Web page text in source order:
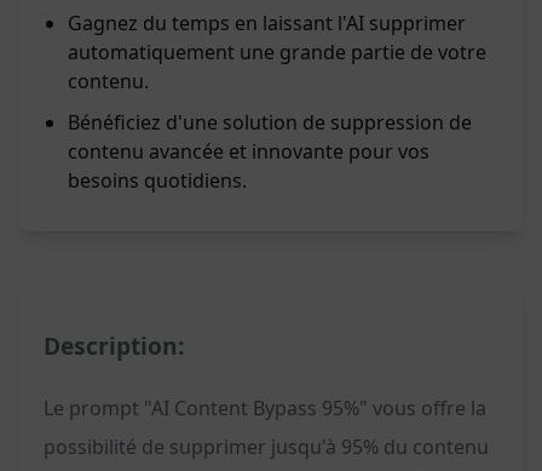
Gagnez du temps en laissant l'AI supprimer
automatiquement une grande partie de votre
contenu.
Bénéficiez d'une solution de suppression de
contenu avancée et innovante pour vos
besoins quotidiens.
Description:
Le prompt "AI Content Bypass 95%" vous offre la
possibilité de supprimer jusqu'à 95% du contenu